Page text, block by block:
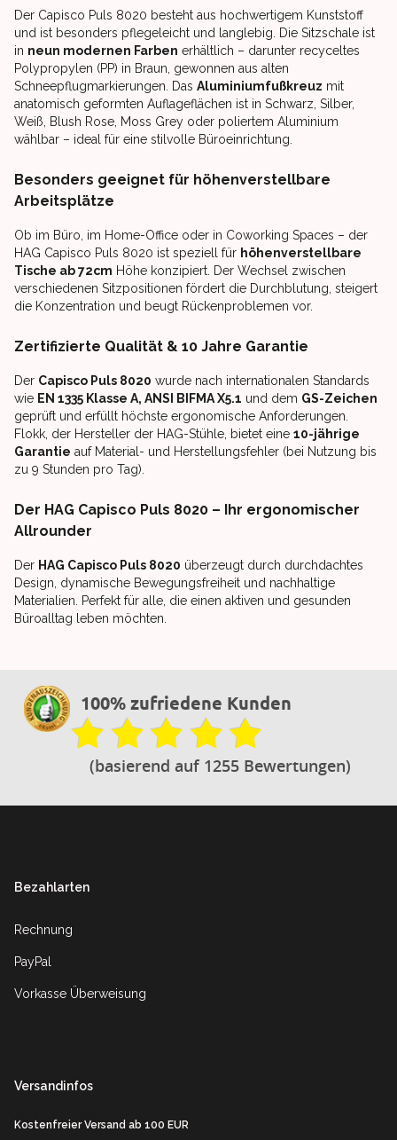
Der Capisco Puls 8020 besteht aus hochwertigem Kunststoff
und ist besonders pflegeleicht und langlebig. Die Sitzschale ist
in neun modernen Farben erhältlich – darunter recyceltes
Polypropylen (PP) in Braun, gewonnen aus alten
Schneepflugmarkierungen. Das Aluminiumfußkreuz mit
anatomisch geformten Auflageflächen ist in Schwarz, Silber,
Weiß, Blush Rose, Moss Grey oder poliertem Aluminium
wählbar – ideal für eine stilvolle Büroeinrichtung.
Besonders geeignet für höhenverstellbare
Arbeitsplätze
Ob im Büro, im Home-Office oder in Coworking Spaces – der
HAG Capisco Puls 8020 ist speziell für höhenverstellbare
Tische ab 72cm Höhe konzipiert. Der Wechsel zwischen
verschiedenen Sitzpositionen fördert die Durchblutung, steigert
die Konzentration und beugt Rückenproblemen vor.
Zertifizierte Qualität & 10 Jahre Garantie
Der Capisco Puls 8020 wurde nach internationalen Standards
wie EN 1335 Klasse A, ANSI BIFMA X5.1 und dem GS-Zeichen
geprüft und erfüllt höchste ergonomische Anforderungen.
Flokk, der Hersteller der HAG-Stühle, bietet eine 10-jährige
Garantie auf Material- und Herstellungsfehler (bei Nutzung bis
zu 9 Stunden pro Tag).
Der HAG Capisco Puls 8020 – Ihr ergonomischer
Allrounder
Der HAG Capisco Puls 8020 überzeugt durch durchdachtes
Design, dynamische Bewegungsfreiheit und nachhaltige
Materialien. Perfekt für alle, die einen aktiven und gesunden
Büroalltag leben möchten.
100% zufriedene Kunden
(basierend auf 1255 Bewertungen)
Bezahlarten
Rechnung
PayPal
Vorkasse Überweisung
Versandinfos
Kostenfreier Versand ab 100 EUR